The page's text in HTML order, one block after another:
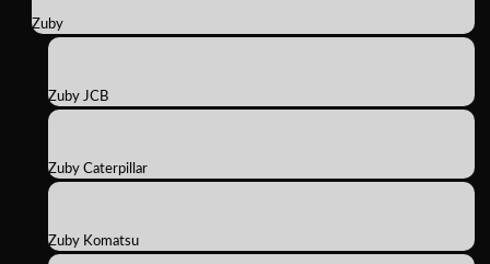
Zuby
Zuby JCB
Zuby Caterpillar
Zuby Komatsu